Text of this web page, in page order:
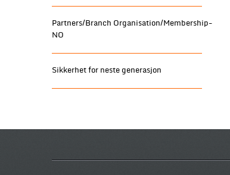
Partners/Branch Organisation/Membership-
NO
Sikkerhet for neste generasjon